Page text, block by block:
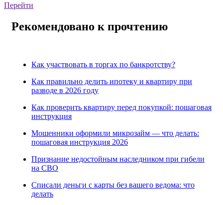
Перейти
Рекомендовано к прочтению
Как участвовать в торгах по банкротству?
Как правильно делить ипотеку и квартиру при
разводе в 2026 году
Как проверить квартиру перед покупкой: пошаговая
инструкция
Мошенники оформили микрозайм — что делать:
пошаговая инструкция 2026
Признание недостойным наследником при гибели
на СВО
Списали деньги с карты без вашего ведома: что
делать